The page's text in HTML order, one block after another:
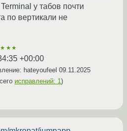
у табов почти
по вертикали не
+00:00
hateyoufeel 09.11.2025
исправлений: 1)